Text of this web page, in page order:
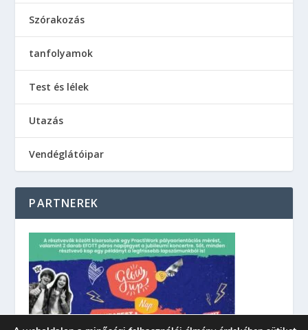
Szórakozás
tanfolyamok
Test és lélek
Utazás
Vendéglátóipar
PARTNEREK